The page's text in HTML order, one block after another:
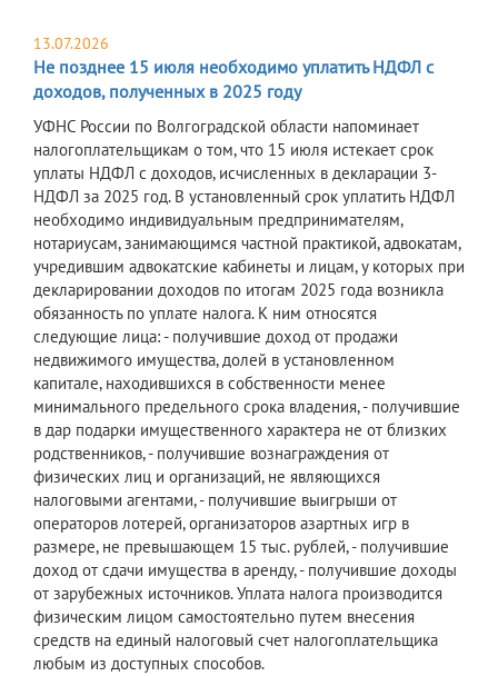
13.07.2026
Не позднее 15 июля необходимо уплатить НДФЛ с
доходов, полученных в 2025 году
УФНС России по Волгоградской области напоминает
налогоплательщикам о том, что 15 июля истекает срок
уплаты НДФЛ с доходов, исчисленных в декларации 3-
НДФЛ за 2025 год. В установленный срок уплатить НДФЛ
необходимо индивидуальным предпринимателям,
нотариусам, занимающимся частной практикой, адвокатам,
учредившим адвокатские кабинеты и лицам, у которых при
декларировании доходов по итогам 2025 года возникла
обязанность по уплате налога. К ним относятся
следующие лица: - получившие доход от продажи
недвижимого имущества, долей в установленном
капитале, находившихся в собственности менее
минимального предельного срока владения, - получившие
в дар подарки имущественного характера не от близких
родственников, - получившие вознаграждения от
физических лиц и организаций, не являющихся
налоговыми агентами, - получившие выигрыши от
операторов лотерей, организаторов азартных игр в
размере, не превышающем 15 тыс. рублей, - получившие
доход от сдачи имущества в аренду, - получившие доходы
от зарубежных источников. Уплата налога производится
физическим лицом самостоятельно путем внесения
средств на единый налоговый счет налогоплательщика
любым из доступных способов.